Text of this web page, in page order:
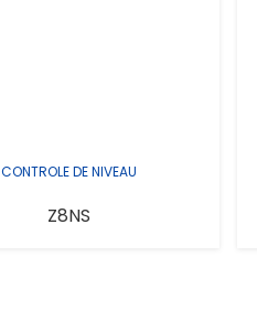
CONTROLE DE NIVEAU
Z8NS